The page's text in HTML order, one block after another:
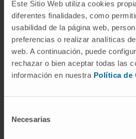
Este Sitio Web utiliza cookies
diferentes finalidades, como
usabilidad de la página web,
preferencias o realizar analíticas
web. A continuación, puede
rechazar o bien aceptar todas las
información en nuestra Política de
Necesarias
por J. J. Thomson en 1897,
Ernest Rutherford en 1911 y
James Chadwick en 1932,
átomo tiene estructura
divide un átomo, los
comportarse como el